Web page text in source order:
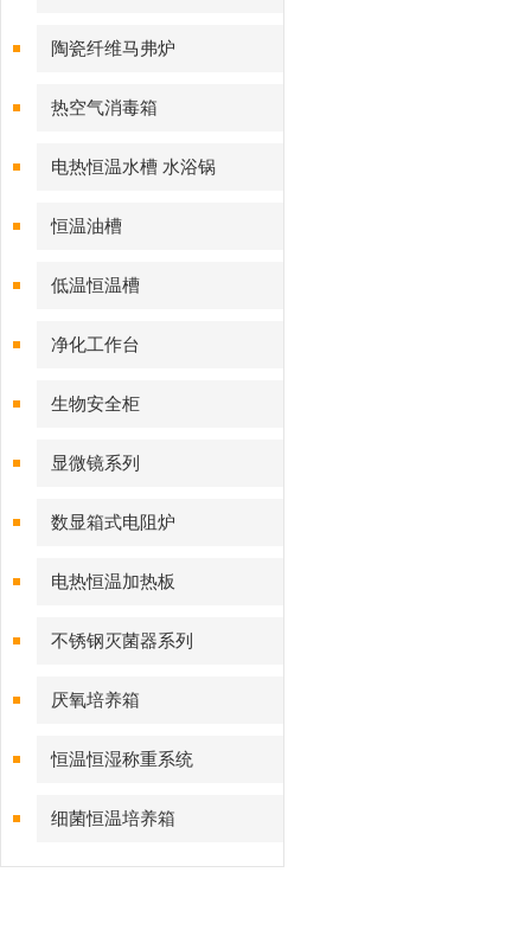
陶瓷纤维马弗炉
热空气消毒箱
电热恒温水槽 水浴锅
恒温油槽
低温恒温槽
净化工作台
生物安全柜
显微镜系列
数显箱式电阻炉
电热恒温加热板
不锈钢灭菌器系列
厌氧培养箱
恒温恒湿称重系统
细菌恒温培养箱